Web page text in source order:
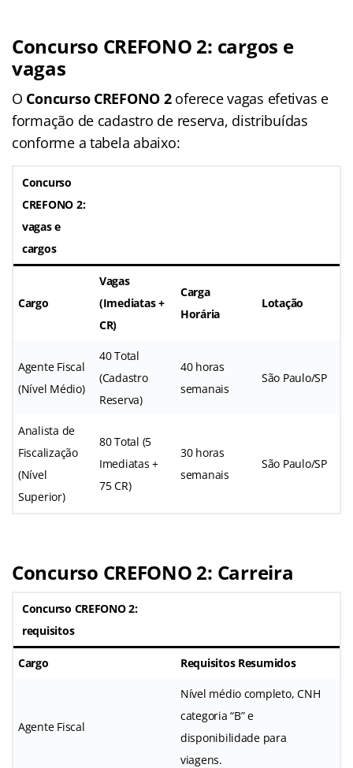
Concurso CREFONO 2: cargos e
vagas
O Concurso CREFONO 2oferece vagas efetivas e
formação de cadastro de reserva, distribuídas
conforme a tabela abaixo:
Concurso
CREFONO 2:
vagas e
cargos
Cargo
Vagas
(Imediatas +
CR)
Carga
Horária
Lotação
Agente Fiscal
(Nível Médio)
40 Total
(Cadastro
Reserva)
40 horas
semanais
São Paulo/SP
Analista de
Fiscalização
(Nível
Superior)
80 Total (5
Imediatas +
75 CR)
30 horas
semanais
São Paulo/SP
Concurso CREFONO 2: Carreira
Concurso CREFONO 2:
requisitos
Cargo Requisitos Resumidos
Agente Fiscal
Nível médio completo, CNH
categoria “B” e
disponibilidade para
viagens.